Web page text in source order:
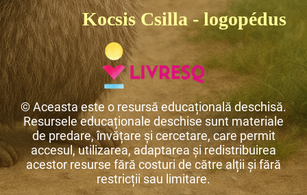
Kocsis Csilla - logopédus
© Aceasta este o resursă educațională deschisă.
Resursele educaționale deschise sunt materiale
de predare, învățare și cercetare, care permit
accesul, utilizarea, adaptarea și redistribuirea
acestor resurse fără costuri de către alții și fără
restricții sau limitare.